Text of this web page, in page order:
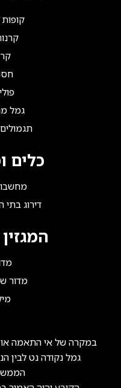
גמל
כלים
דירוג
מדור
במקרה של אי התאמה או
גמל נקודה נט לבין